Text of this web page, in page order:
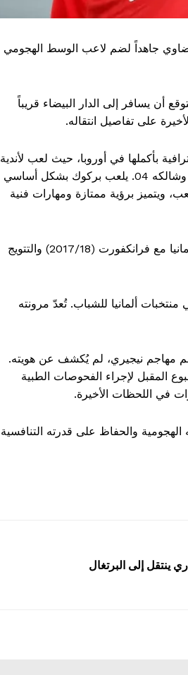
جاهداً لضم لاعب الوسط الهجومي
أن يسافر إلى الدار البيضاء قريباً
على تفاصيل انتقاله.
الاحترافية بأكملها في أوروبا، حيث لعب لأندية
مثل آينتراخت فرانكفورت، وفورتونا دوسلدورف، وماينز 05، وهيرتا برلين، وشالكه 04. يلعب بركوك بشكل أساسي
برؤية ممتازة ومهارات فنية
بفضل خبرته الواسعة، ساهم في تحقيق نجاحات بارزة، منها الفوز بكأس ألمانيا مع فرانكفورت (2017/18) والتتويج
ألمانيا للشباب. تُعدّ مرونته
مهاجم نيجيري، لم يُكشف عن هويته.
المقبل لإجراء الفحوصات الطبية
في اللحظات الأخيرة.
الهجومية والحفاظ على قدرته التنافسية
ينتقل إلى البرتغال